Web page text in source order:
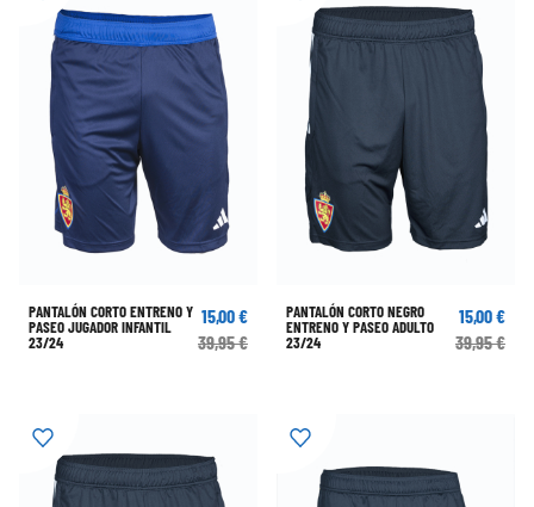
PANTALÓN CORTO ENTRENO Y
PASEO JUGADOR INFANTIL
23/24
15,00 €
39,95 €
PANTALÓN CORTO NEGRO
ENTRENO Y PASEO ADULTO
23/24
15,00 €
39,95 €